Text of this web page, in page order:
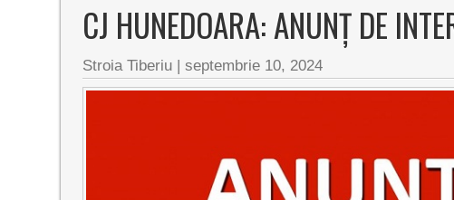
CJ HUNEDOARA: ANUNȚ DE
Stroia Tiberiu |septembrie 10, 2024